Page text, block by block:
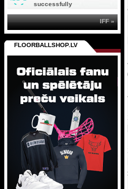
successfully
IFF »
FLOORBALLSHOP.LV